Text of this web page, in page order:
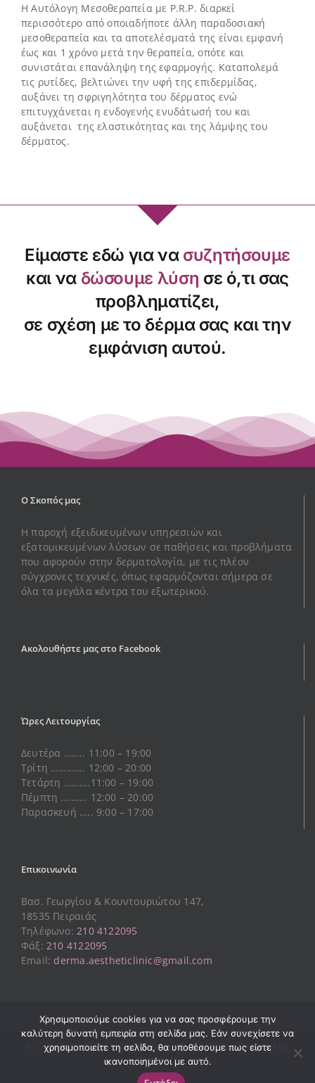
Η Αυτόλογη Μεσοθεραπεία με P.R.P. διαρκεί
περισσότερο από οποιαδήποτε άλλη παραδοσιακή
μεσοθεραπεία και τα αποτελέσματά της είναι εμφανή
έως και 1 χρόνο μετά την θεραπεία, οπότε και
συνιστάται επανάληψη της εφαρμογής. Καταπολεμά
τις ρυτίδες, βελτιώνει την υφή της επιδερμίδας,
αυξάνει τη σφριγηλότητα του δέρματος ενώ
επιτυγχάνεται η ενδογενής ενυδάτωσή του και
αυξάνεται της ελαστικότητας και της λάμψης του
δέρματος.
Είμαστε εδώ για να συζητήσουμε
και ναδώσουμε λύση σε ό,τι σας
προβληματίζει,
σε σχέση με το δέρμα σας και την
εμφάνιση αυτού.
Ο Σκοπός μας
Η παροχή εξειδικευμένων υπηρεσιών και
εξατομικευμένων λύσεων σε παθήσεις και προβλήματα
που αφορούν στην δερματολογία, με τις πλέον
σύγχρονες τεχνικές, όπως εφαρμόζονται σήμερα σε
όλα τα μεγάλα κέντρα του εξωτερικού.
Ακολουθήστε μας στο Facebook
Ώρες Λειτουργίας
Δευτέρα …….. 11:00 – 19:00
Τρίτη …………. 12:00 – 20:00
Τετάρτη ……….11:00 – 19:00
Πέμπτη ………. 12:00 – 20:00
Παρασκευή ….. 9:00 – 17:00
Επικοινωνία
Βασ. Γεωργίου & Κουντουριώτου 147,
18535 Πειραιάς
Τηλέφωνο:210 4122095
Φάξ:210 4122095
Email:derma.aestheticlinic@gmail.com
© Copyright 2023 - 2026 Derma Aesthetic Clinic | Powered by
Westpole
Χρησιμοποιούμε cookies για να σας προσφέρουμε την
καλύτερη δυνατή εμπειρία στη σελίδα μας. Εάν συνεχίσετε να
χρησιμοποιείτε τη σελίδα, θα υποθέσουμε πως είστε
ικανοποιημένοι με αυτό.